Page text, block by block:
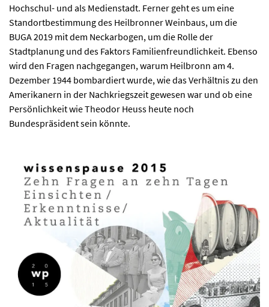
Hochschul- und als Medienstadt. Ferner geht es um eine
Standortbestimmung des Heilbronner Weinbaus, um die
BUGA 2019 mit dem Neckarbogen, um die Rolle der
Stadtplanung und des Faktors Familienfreundlichkeit. Ebenso
wird den Fragen nachgegangen, warum Heilbronn am 4.
Dezember 1944 bombardiert wurde, wie das Verhältnis zu den
Amerikanern in der Nachkriegszeit gewesen war und ob eine
Persönlichkeit wie Theodor Heuss heute noch
Bundespräsident sein könnte.